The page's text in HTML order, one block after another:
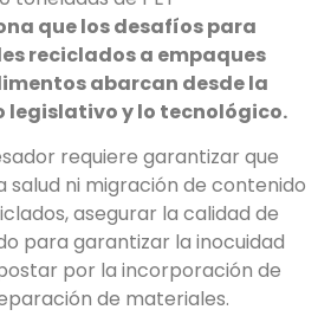
que los desafíos para
reciclados a empaques
abarcan desde la
legislativo y lo tecnológico.
requiere garantizar que
salud ni migración de contenido
asegurar la calidad de
para garantizar la inocuidad
por la incorporación de
de materiales.